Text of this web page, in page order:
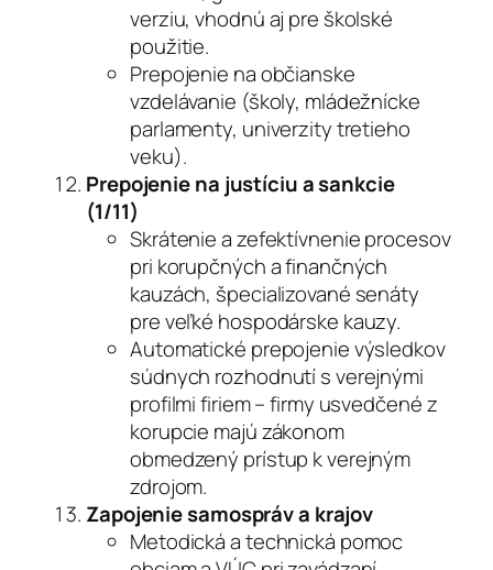
verziu, vhodnú aj pre školské
použitie.
Prepojenie na občianske
vzdelávanie (školy, mládežnícke
parlamenty, univerzity tretieho
veku).
Prepojenie na justíciu a sankcie
(1/11)
Skrátenie a zefektívnenie procesov
pri korupčných a finančných
kauzách, špecializované senáty
pre veľké hospodárske kauzy.
Automatické prepojenie výsledkov
súdnych rozhodnutí s verejnými
profilmi firiem – firmy usvedčené z
korupcie majú zákonom
obmedzený prístup k verejným
zdrojom.
Zapojenie samospráv a krajov
Metodická a technická pomoc